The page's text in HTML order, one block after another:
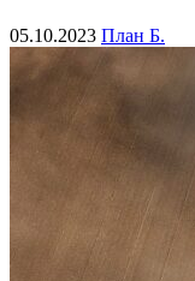
05.10.2023 План Б.